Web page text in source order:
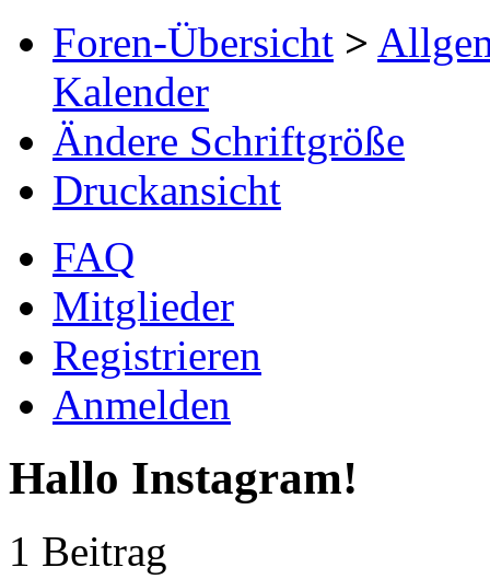
Foren-Übersicht >
Kalender
Ändere Schriftgröße
Druckansicht
FAQ
Mitglieder
Registrieren
Anmelden
Hallo Instagram!
1 Beitrag